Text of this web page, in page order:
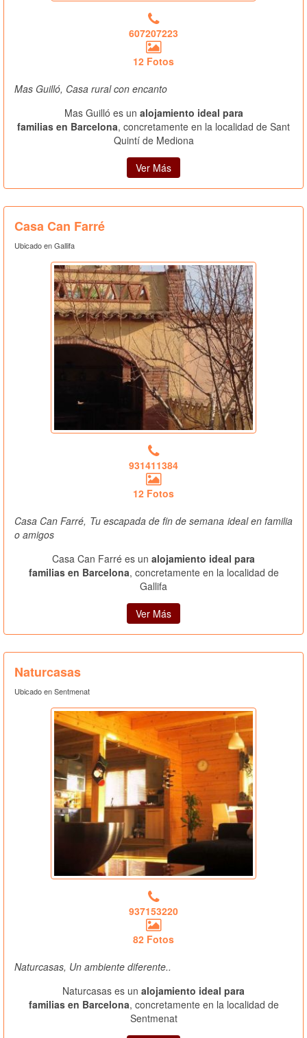
607207223
12 Fotos
Mas Guilló, Casa rural con encanto
Mas Guilló es un alojamiento ideal para
familias en Barcelona, concretamente en la localidad de Sant
Quintí de Mediona
Ver Más
Casa Can Farré
Ubicado en Gallifa
931411384
12 Fotos
Casa Can Farré, Tu escapada de fin de semana ideal en familia
o amigos
Casa Can Farré es un alojamiento ideal para
familias en Barcelona, concretamente en la localidad de
Gallifa
Ver Más
Naturcasas
Ubicado en Sentmenat
937153220
82 Fotos
Naturcasas, Un ambiente diferente..
Naturcasas es un alojamiento ideal para
familias en Barcelona, concretamente en la localidad de
Sentmenat